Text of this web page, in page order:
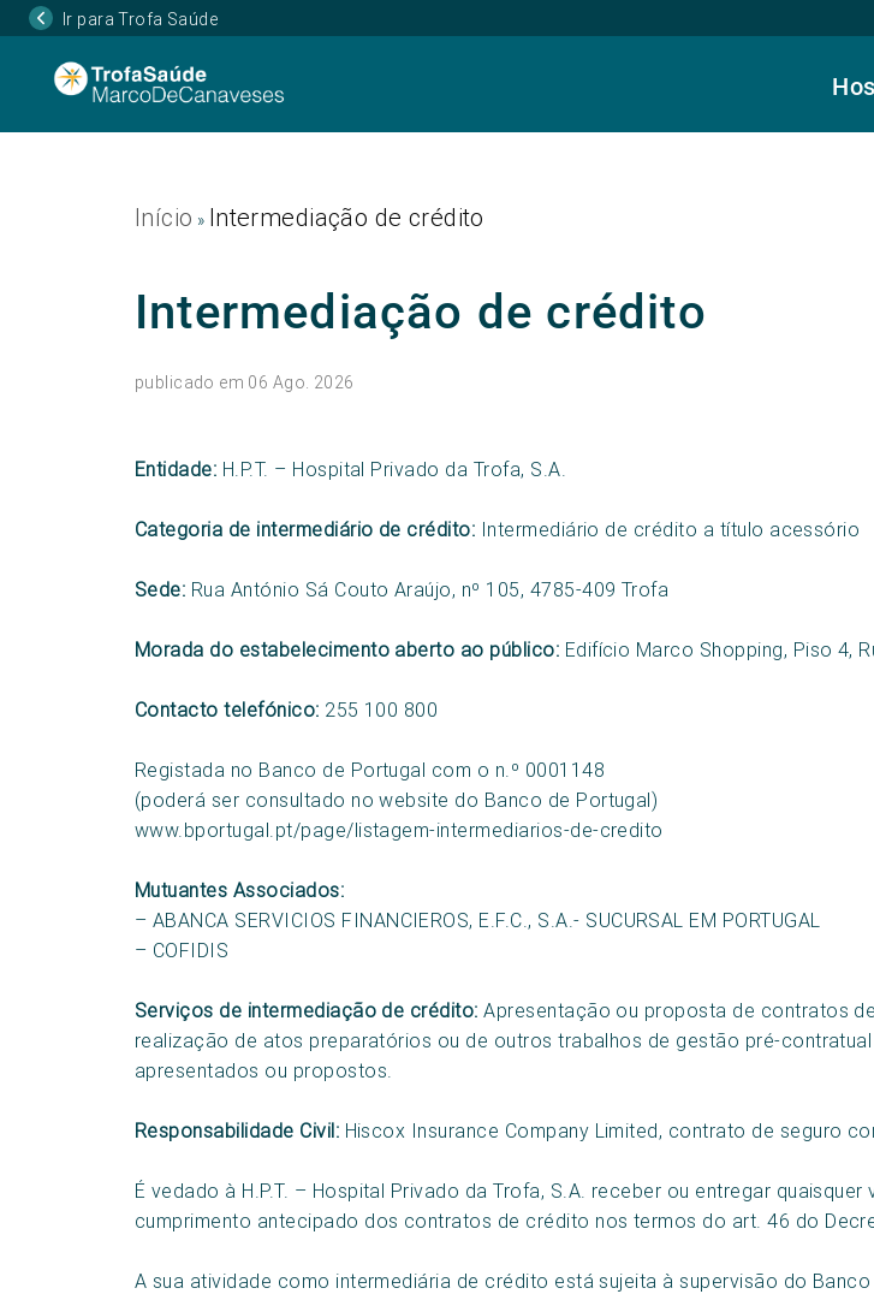
Ir para Trofa Saúde
Início » Intermediação de crédito
Intermediação de crédito
publicado em 06 Ago. 2026
Entidade: H.P.T. – Hospital Privado da Trofa, S.A.
Categoria de intermediário de crédito: Intermediário de crédito a título acessório
Sede: Rua António Sá Couto Araújo, nº 105, 4785-409 Trofa
Morada do estabelecimento aberto ao público: Edifício Marco Shopping, Piso 4,
Contacto telefónico: 255 100 800
Registada no Banco de Portugal com o n.º 0001148
(poderá ser consultado no website do Banco de Portugal)
www.bportugal.pt/page/listagem-intermediarios-de-credito
Mutuantes Associados:
– ABANCA SERVICIOS FINANCIEROS, E.F.C., S.A.- SUCURSAL EM PORTUGAL
– COFIDIS
Serviços de intermediação de crédito: Apresentação ou proposta de contratos
realização de atos preparatórios ou de outros trabalhos de gestão pré-
apresentados ou propostos.
Responsabilidade Civil: Hiscox Insurance Company Limited, contrato de seguro
É vedado à H.P.T. – Hospital Privado da Trofa, S.A. receber ou entregar
cumprimento antecipado dos contratos de crédito nos termos do art. 46 do
A sua atividade como intermediária de crédito está sujeita à supervisão do